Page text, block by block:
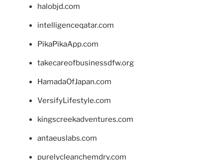
halobjd.com
intelligenceqatar.com
PikaPikaApp.com
takecareofbusinessdfw.org
HamadaOfJapan.com
VersifyLifestyle.com
kingscreekadventures.com
antaeuslabs.com
purelycleanchemdry.com